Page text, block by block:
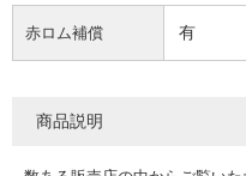
赤ロム補償 有
商品説明